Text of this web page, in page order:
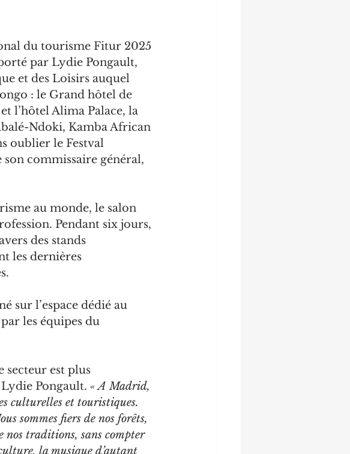
du tourisme Fitur 2025
par Lydie Pongault,
et des Loisirs auquel
: le Grand hôtel de
l’hôtel Alima Palace, la
Ndoki, Kamba African
oublier le Festval
son commissaire général,
au monde, le salon
Pendant six jours,
des stands
les dernières
sur l’espace dédié au
les équipes du
est plus
Pongault. « A Madrid,
culturelles et touristiques.
sommes fiers de nos forêts,
nos traditions, sans compter
la musique d’autant